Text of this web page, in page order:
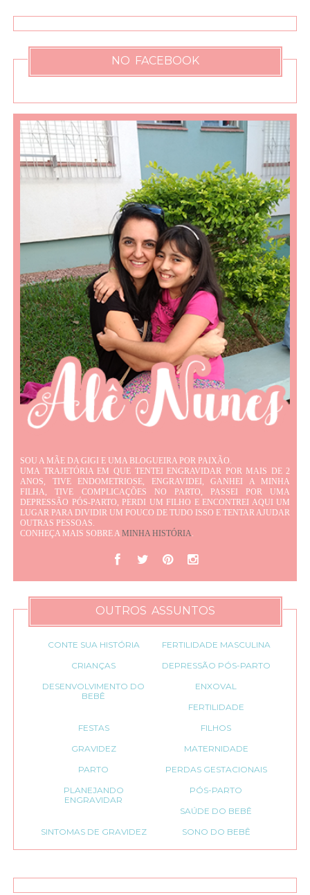
NO FACEBOOK
SOU A MÃE DA GIGI E UMA BLOGUEIRA POR PAIXÃO.
UMA TRAJETÓRIA EM QUE TENTEI ENGRAVIDAR POR MAIS DE 2
ANOS, TIVE ENDOMETRIOSE, ENGRAVIDEI, GANHEI A MINHA
FILHA, TIVE COMPLICAÇÕES NO PARTO, PASSEI POR UMA
DEPRESSÃO PÓS-PARTO, PERDI UM FILHO E ENCONTREI AQUI UM
LUGAR PARA DIVIDIR UM POUCO DE TUDO ISSO E TENTAR AJUDAR
OUTRAS PESSOAS.
CONHEÇA MAIS SOBRE AMINHA HISTÓRIA.
OUTROS ASSUNTOS
CONTE SUA HISTÓRIA
FERTILIDADE MASCULINA
CRIANÇAS
DEPRESSÃO PÓS-PARTO
DESENVOLVIMENTO DO
BEBÊ
ENXOVAL
FERTILIDADE
FESTAS
FILHOS
GRAVIDEZ
MATERNIDADE
PARTO
PERDAS GESTACIONAIS
PLANEJANDO
ENGRAVIDAR
PÓS-PARTO
SAÚDE DO BEBÊ
SINTOMAS DE GRAVIDEZ
SONO DO BEBÊ